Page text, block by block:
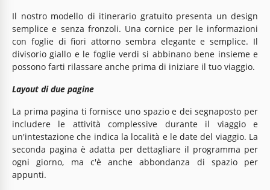
Il nostro modello di itinerario gratuito presenta un design
semplice e senza fronzoli. Una cornice per le informazioni
con foglie di fiori attorno sembra elegante e semplice. Il
divisorio giallo e le foglie verdi si abbinano bene insieme e
possono farti rilassare anche prima di iniziare il tuo viaggio.
Layout di due pagine
La prima pagina ti fornisce uno spazio e dei segnaposto per
includere le attività complessive durante il viaggio e
un'intestazione che indica la località e le date del viaggio. La
seconda pagina è adatta per dettagliare il programma per
ogni giorno, ma c'è anche abbondanza di spazio per
appunti.